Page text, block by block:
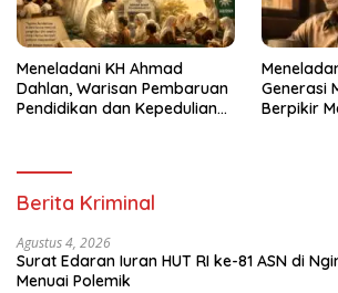
Meneladani KH Ahmad
Dahlan, Warisan Pembaruan
Pendidikan dan Kepedulian
Generasi
Berpikir
Berita Kriminal
Agustus 4, 2026
Surat Edaran Iuran HUT RI ke-81 ASN di
Menuai Polemik